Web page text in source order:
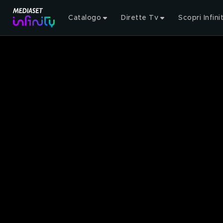
Catalogo Dirette Tv Scopri